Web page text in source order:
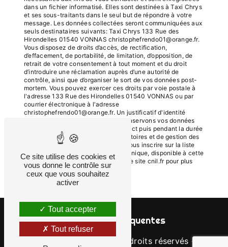
dans un fichier informatisé. Elles sont destinées à Taxi Chrys
et ses sous-traitants dans le seul but de répondre à votre
message. Les données collectées seront communiquées aux
seuls destinataires suivants: Taxi Chrys 133 Rue des
Hirondelles 01540 VONNAS christophefrendo01@orange.fr.
Vous disposez de droits d’accès, de rectification,
d’effacement, de portabilité, de limitation, d’opposition, de
retrait de votre consentement à tout moment et du droit
d’introduire une réclamation auprès d’une autorité de
contrôle, ainsi que d’organiser le sort de vos données post-
mortem. Vous pouvez exercer ces droits par voie postale à
l'adresse 133 Rue des Hirondelles 01540 VONNAS ou par
courrier électronique à l'adresse
christophefrendo01@orange.fr. Un justificatif d'identité
pourra vous être demandé. Nous conservons vos données
pendant la période de prise de contact puis pendant la durée
de prescription légale aux fins probatoires et de gestion des
contentieux. Vous avez le droit de vous inscrire sur la liste
d'opposition au démarchage téléphonique, disponible à cette
adresse:Bloctel.gouv.fr. Consultez le site cnil.fr pour plus
d’informations sur vos droits.
Recherches fréquentes
- 2026 - Tous droits réservés -
Ce site utilise des cookies et
vous donne le contrôle sur
ceux que vous souhaitez
activer
Tout accepter
Tout refuser